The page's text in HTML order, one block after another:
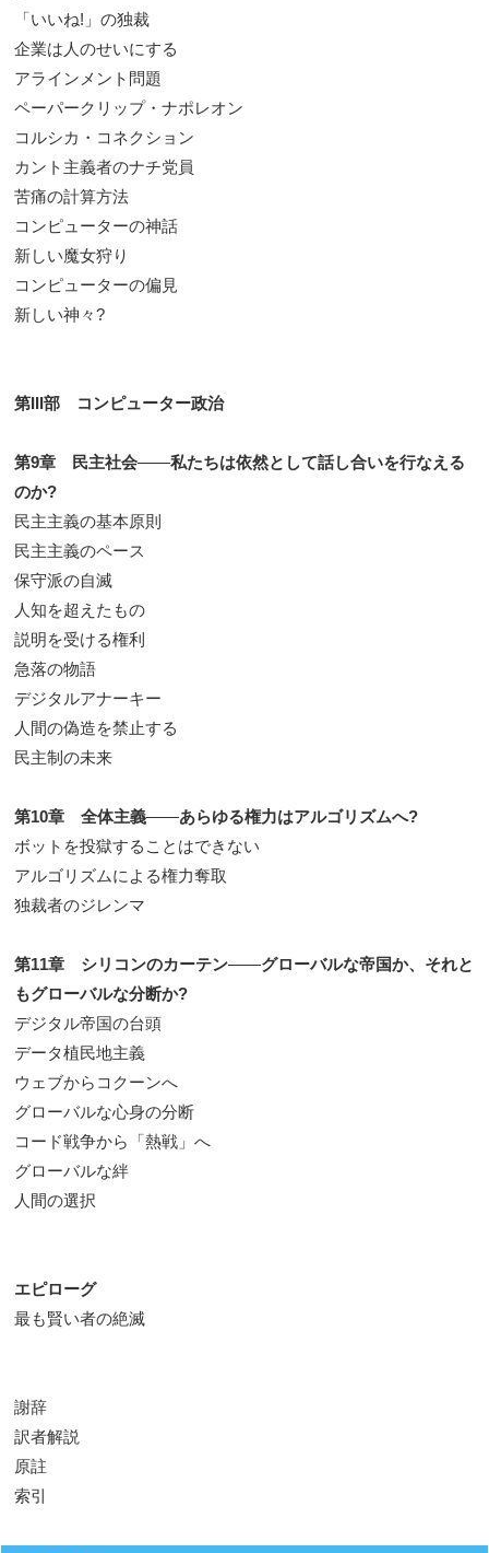
「いいね!」の独裁
企業は人のせいにする
アラインメント問題
ペーパークリップ・ナポレオン
コルシカ・コネクション
カント主義者のナチ党員
苦痛の計算方法
コンピューターの神話
新しい魔女狩り
コンピューターの偏見
新しい神々?
第III部 コンピューター政治
第9章 民主社会――私たちは依然として話し合いを行なえる
のか?
民主主義の基本原則
民主主義のペース
保守派の自滅
人知を超えたもの
説明を受ける権利
急落の物語
デジタルアナーキー
人間の偽造を禁止する
民主制の未来
第10章 全体主義――あらゆる権力はアルゴリズムへ?
ボットを投獄することはできない
アルゴリズムによる権力奪取
独裁者のジレンマ
第11章 シリコンのカーテン――グローバルな帝国か、それと
もグローバルな分断か?
デジタル帝国の台頭
データ植民地主義
ウェブからコクーンへ
グローバルな心身の分断
コード戦争から「熱戦」へ
グローバルな絆
人間の選択
エピローグ
最も賢い者の絶滅
謝辞
訳者解説
原註
索引